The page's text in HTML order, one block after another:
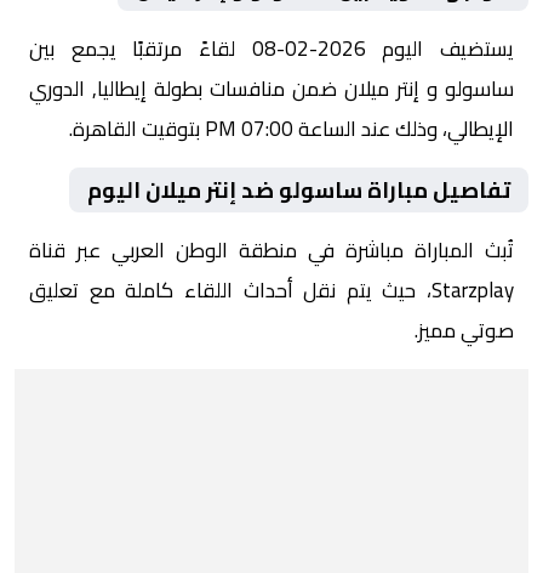
يستضيف اليوم 2026-02-08 لقاءً مرتقبًا يجمع بين
ساسولو و إنتر ميلان ضمن منافسات بطولة إيطاليا, الدوري
الإيطالي، وذلك عند الساعة 07:00 PM بتوقيت القاهرة.
تفاصيل مباراة ساسولو ضد إنتر ميلان اليوم
تُبث المباراة مباشرة في منطقة الوطن العربي عبر قناة
Starzplay، حيث يتم نقل أحداث اللقاء كاملة مع تعليق
صوتي مميز.